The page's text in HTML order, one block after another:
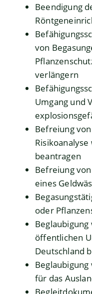
Beendigung
von
verlängern
Umgang und
Befreiung
beantragen
Befreiung
eines
oder
Beglaubigung
öffentlichen
Deutschland
für das